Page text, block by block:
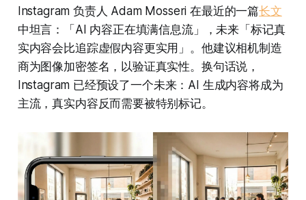
Instagram 负责人 Adam Mosseri 在最近的一篇长文
中坦言：「AI 内容正在填满信息流」，未来「标记真
实内容会比追踪虚假内容更实用」。他建议相机制造
商为图像加密签名，以验证真实性。换句话说，
Instagram 已经预设了一个未来：AI 生成内容将成为
主流，真实内容反而需要被特别标记。